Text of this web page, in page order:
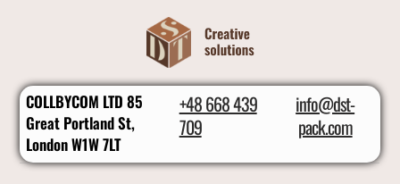
COLLBYCOM LTD 85
Great Portland St,
London W1W 7LT
+48 668 439
709
info@dst-
pack.com